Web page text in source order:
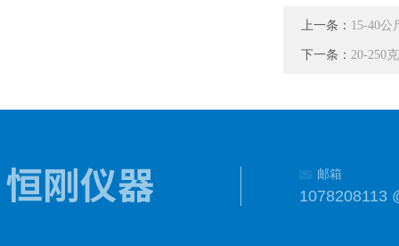
上一条： 15-40公
下一条： 20-250
邮箱
1078208113